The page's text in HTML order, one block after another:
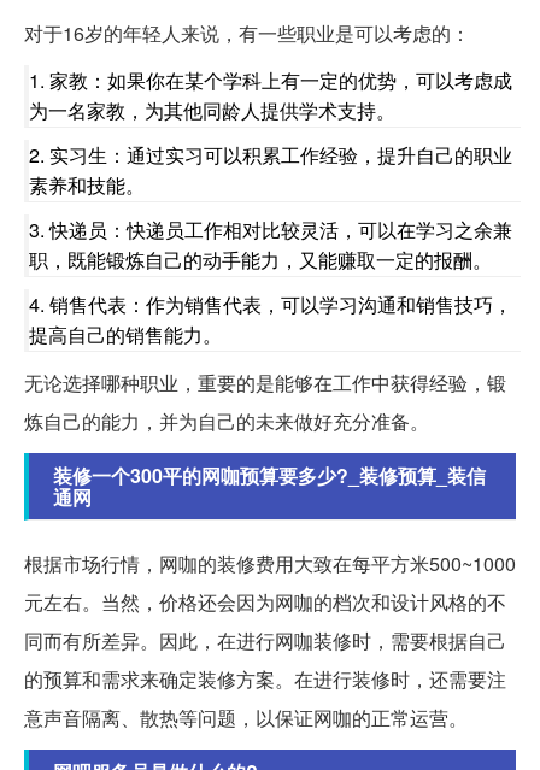
对于16岁的年轻人来说，有一些职业是可以考虑的：
1. 家教：如果你在某个学科上有一定的优势，可以考虑成
为一名家教，为其他同龄人提供学术支持。
2. 实习生：通过实习可以积累工作经验，提升自己的职业
素养和技能。
3. 快递员：快递员工作相对比较灵活，可以在学习之余兼
职，既能锻炼自己的动手能力，又能赚取一定的报酬。
4. 销售代表：作为销售代表，可以学习沟通和销售技巧，
提高自己的销售能力。
无论选择哪种职业，重要的是能够在工作中获得经验，锻
炼自己的能力，并为自己的未来做好充分准备。
装修一个300平的网咖预算要多少?_装修预算_装信
通网
根据市场行情，网咖的装修费用大致在每平方米500~1000
元左右。当然，价格还会因为网咖的档次和设计风格的不
同而有所差异。因此，在进行网咖装修时，需要根据自己
的预算和需求来确定装修方案。在进行装修时，还需要注
意声音隔离、散热等问题，以保证网咖的正常运营。